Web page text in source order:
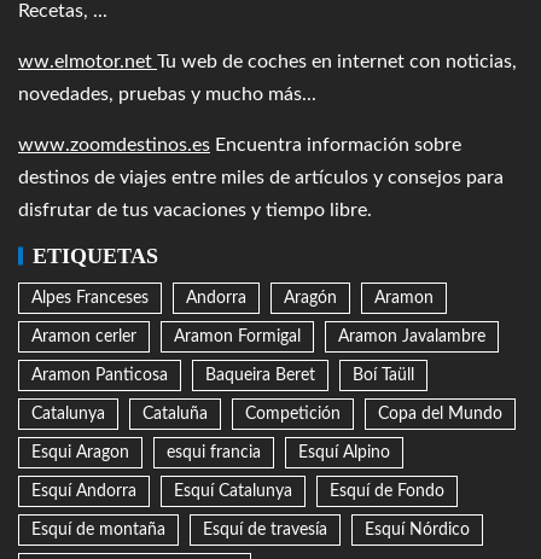
Recetas, ...
ww.elmotor.net Tu web de coches en internet con noticias,
novedades, pruebas y mucho más...
www.zoomdestinos.es Encuentra información sobre
destinos de viajes entre miles de artículos y consejos para
disfrutar de tus vacaciones y tiempo libre.
ETIQUETAS
Alpes Franceses Andorra Aragón Aramon
Aramon cerler Aramon Formigal Aramon Javalambre
Aramon Panticosa Baqueira Beret Boí Taüll
Catalunya Cataluña Competición Copa del Mundo
Esqui Aragon esqui francia Esquí Alpino
Esquí Andorra Esquí Catalunya Esquí de Fondo
Esquí de montaña Esquí de travesía Esquí Nórdico